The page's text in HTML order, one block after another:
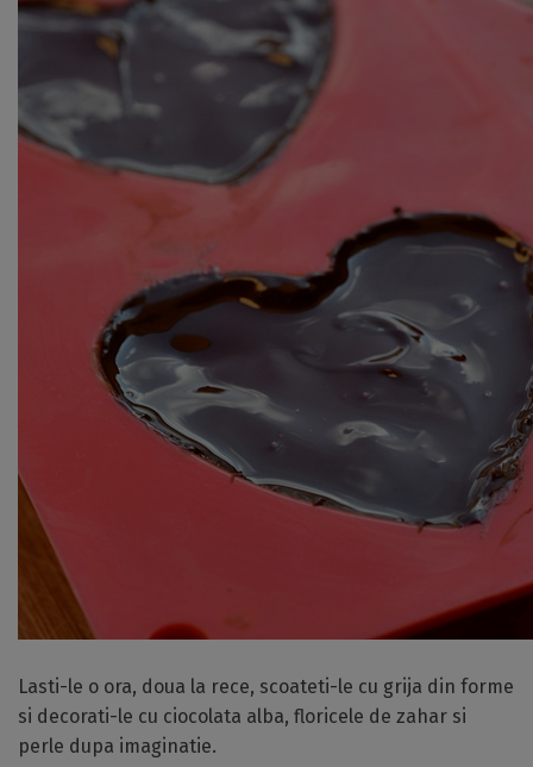
Lasti-le o ora, doua la rece, scoateti-le cu grija din forme
si decorati-le cu ciocolata alba, floricele de zahar si
perle dupa imaginatie.